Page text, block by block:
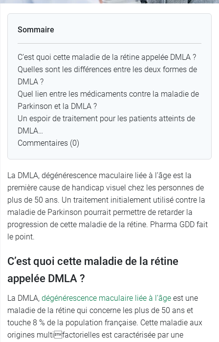
Sommaire
C’est quoi cette maladie de la rétine appelée DMLA ?
Quelles sont les différences entre les deux formes de
DMLA ?
Quel lien entre les médicaments contre la maladie de
Parkinson et la DMLA ?
Un espoir de traitement pour les patients atteints de
DMLA…
Commentaires (0)
La DMLA, dégénérescence maculaire liée à l’âge est la
première cause de handicap visuel chez les personnes de
plus de 50 ans. Un traitement initialement utilisé contre la
maladie de Parkinson pourrait permettre de retarder la
progression de cette maladie de la rétine. Pharma GDD fait
le point.
C’est quoi cette maladie de la rétine
appelée DMLA ?
La DMLA, dégénérescence maculaire liée à l’âge est une
maladie de la rétine qui concerne les plus de 50 ans et
touche 8 % de la population française. Cette maladie aux
origines multifactorielles est caractérisée par une